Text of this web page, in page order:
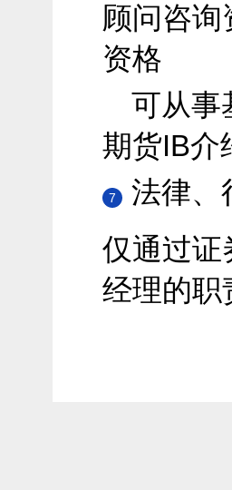
顾问咨
资格
可从事
期货IB介
7
法律、
仅通过证
经理的职